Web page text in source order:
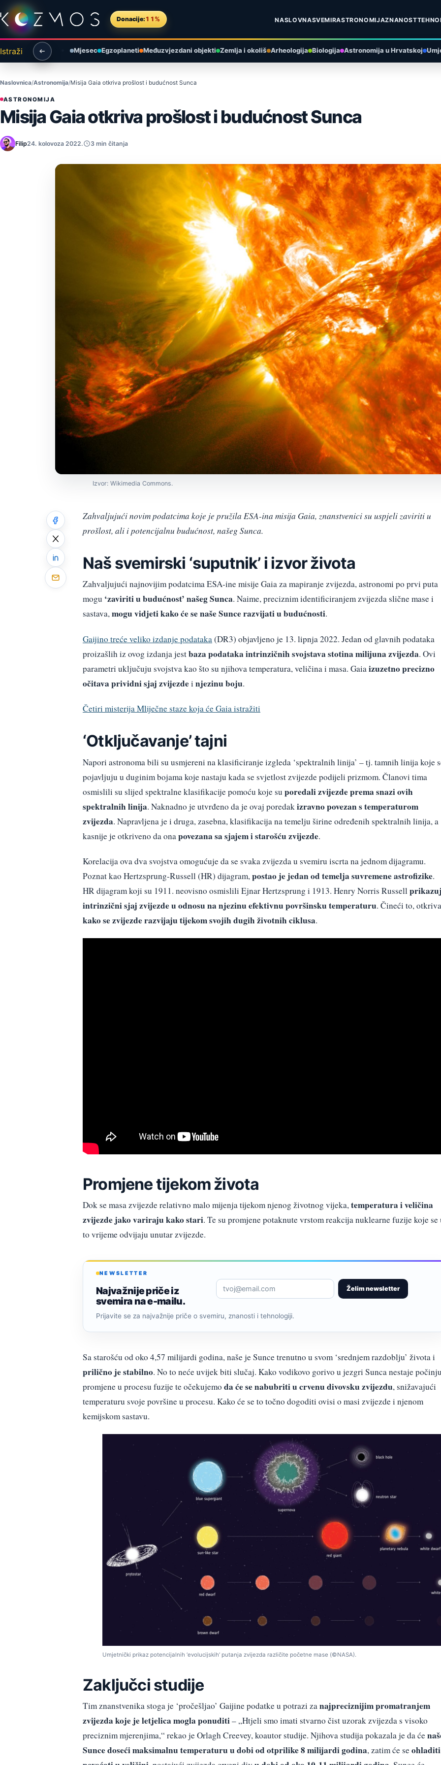
Preskoči na sadržaj
Donacije: 11% NASLOVNASVEMIRASTRONOMIJAZNANOST
Istraži Mjesec Egzoplaneti Međuzvjezdani objekti Zemlja i okoliš Arheologija Biologija Astronomija u Hrvatskoj
Naslovnica Astronomija Misija Gaia otkriva prošlost i budućnost Sunca
ASTRONOMIJA
Misija Gaia otkriva prošlost i budućnost Sunca
Filip24. kolovoza 2022. 3 min čitanja
Izvor: Wikimedia Commons.
Zahvaljujući novim podatcima koje je pružila ESA-ina misija Gaia, znanstvenici su uspjeli zaviriti u
prošlost, ali i potencijalnu budućnost, našeg Sunca.
Naš svemirski ‘suputnik’ i izvor života
Zahvaljujući najnovijim podatcima ESA-ine misije Gaia za mapiranje zvijezda, astronomi po prvi puta
mogu ‘zaviriti u budućnost’ našeg Sunca. Naime, preciznim identificiranjem zvijezda slične mase i
sastava,mogu vidjeti kako će se naše Sunce razvijati u budućnosti.
Gaijino treće veliko izdanje podataka(DR3) objavljeno je 13. lipnja 2022. Jedan od glavnih podataka
proizašlih iz ovog izdanja jestbaza podataka intrinzičnih svojstava stotina milijuna zvijezda. Ovi
parametri uključuju svojstva kao što su njihova temperatura, veličina i masa. Gaia izuzetno precizno
očitava prividni sjaj zvijezdei njezinu boju.
Četiri misterija Mliječne staze koja će Gaia istražiti
‘Otključavanje’ tajni
Napori astronoma bili su usmjereni na klasificiranje izgleda ‘spektralnih linija’ – tj. tamnih linija koje
pojavljuju u duginim bojama koje nastaju kada se svjetlost zvijezde podijeli prizmom. Članovi tima
osmislili su slijed spektralne klasifikacije pomoću koje su poredalizvijezde prema snazi​​ovih
spektralnih linija. Naknadno je utvrđeno da je ovaj poredak izravno povezan s temperaturom
zvijezda. Napravljena je i druga, zasebna, klasifikacija na temelju širine određenih spektralnih linija, a
kasnije je otkriveno da ona povezana sa sjajem i starošću zvijezde.
Korelacija ova dva svojstva omogućuje da se svaka zvijezda u svemiru iscrta na jednom dijagramu.
Poznat kao Hertzsprung-Russell (HR) dijagram, postao je jedan od temelja suvremene astrofizike.
HR dijagram koji su 1911. neovisno osmislili Ejnar Hertzsprung i 1913. Henry Norris Russell
intrinzični sjaj zvijezde u odnosu na njezinu efektivnu površinsku temperaturu. Čineći to, otkriva
kako se zvijezde razvijaju tijekom svojih dugih životnih ciklusa.
Promjene tijekom života
Dok se masa zvijezde relativno malo mijenja tijekom njenog životnog vijeka, temperatura i veličina
zvijezde jako variraju kako stari. Te su promjene potaknute vrstom reakcija nuklearne fuzije koje se
to vrijeme odvijaju unutar zvijezde.
NEWSLETTER
Najvažnije priče iz
svemira na e-mailu.
Želim newsletter
Prijavite se za najvažnije priče o svemiru, znanosti i tehnologiji.
Sa starošću od oko 4,57 milijardi godina, naše je Sunce trenutno u svom ‘srednjem razdoblju’ života i
prilično je stabilno. No to neće uvijek biti slučaj. Kako vodikovo gorivo u jezgri Sunca nestaje
promjene u procesu fuzije te očekujemo da će se nabubriti u crvenu divovsku zvijezdu, snižavajući
temperaturu svoje površine u procesu. Kako će se to točno dogoditi ovisi o masi zvijezde i njenom
kemijskom sastavu.
Umjetnički prikaz potencijalnih ‘evolucijskih’ putanja zvijezda različite početne mase (©NASA).
Zaključci studije
Tim znanstvenika stoga je ‘pročešljao’ Gaijine podatke u potrazi zanajpreciznijim promatranjem
zvijezda koje je letjelica mogla ponuditi– „Htjeli smo imati stvarno čist uzorak zvijezda s visoko
preciznim mjerenjima,“ rekao je Orlagh Creevey, koautor studije. Njihova studija pokazala je da će
Sunce doseći maksimalnu temperaturu u dobi od otprilike 8 milijardi godina, zatim će se